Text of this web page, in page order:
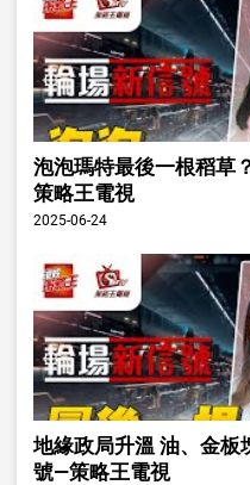
泡泡瑪特最後一根稻草
策略王電視
2025-06-24
地緣政局升溫 油、金板
號—策略王電視